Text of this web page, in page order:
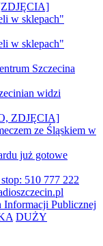
w sklepach"
w sklepach"
Szczecina
widzi
ZDJĘCIA]
ze Śląskiem w
już gotowe
510 777 222
Informacji Publicznej
DUŻY